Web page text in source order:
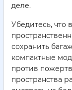
деле.
Убедитесь, что
сохранить
компактные
против
пространства